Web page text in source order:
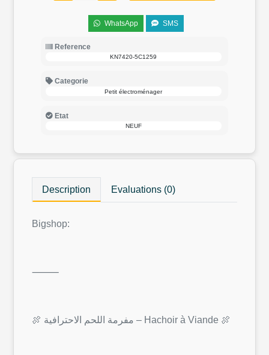
WhatsApp SMS
Reference
KN7420-5C1259
Categorie
Petit électroménager
Etat
NEUF
Description Evaluations (0)
Bigshop:
⸻
🍖 مفرمة اللحم الاحترافية – Hachoir à Viande 🍖